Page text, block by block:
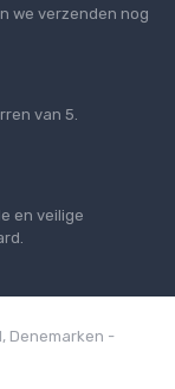
we verzenden nog
van 5.
en veilige
Denemarken -